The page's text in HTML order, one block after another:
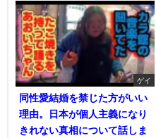
ゲイ
同性愛結婚を禁じた方がいい
理由。日本が個人主義になり
きれない真相について話しま